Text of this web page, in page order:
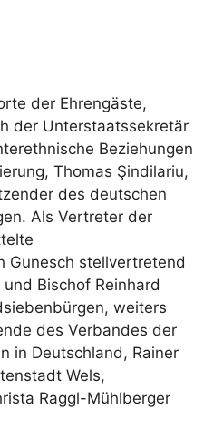
der Ehrengäste,
der Unterstaatssekretär
Beziehungen
Thomas Şindilariu,
des deutschen
Als Vertreter der
Gunesch stellvertretend
Bischof Reinhard
weiters
des Verbandes der
in Deutschland, Rainer
Wels,
Raggl-Mühlberger